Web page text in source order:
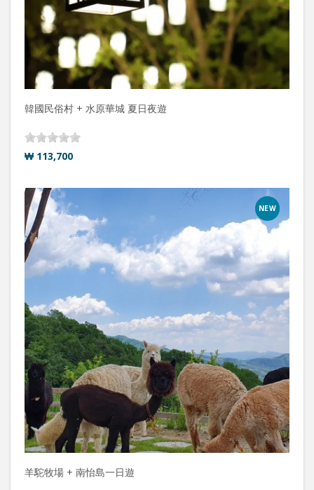
韓國民俗村 + 水原華城 夏日夜遊
₩ 113,700
NEW
羊駝牧場 + 南怡島一日遊